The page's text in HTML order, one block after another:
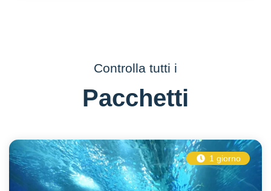
Controlla tutti i
Pacchetti
1 giorno